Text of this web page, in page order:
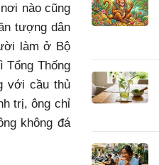
nào cũng
tượng dân
làm ở Bộ
Tổng Thống
với cầu thủ
trị, ông chỉ
không đá